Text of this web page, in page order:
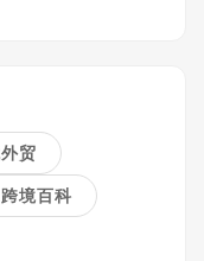
贸
跨境百科